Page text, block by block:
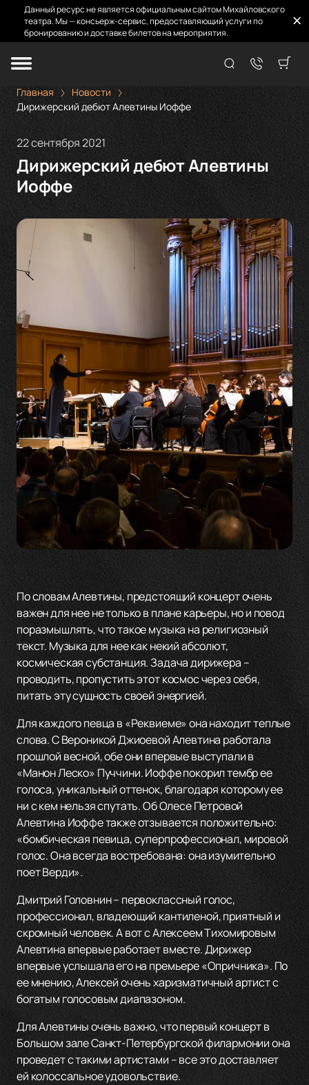
Данный ресурс не является официальным сайтом Михайловского
театра. Мы — консьерж-сервис, предоставляющий услуги по
бронированию и доставке билетов на мероприятия.
Главная
Новости
Дирижерский дебют Алевтины Иоффе
22 сентября 2021
Дирижерский дебют Алевтины
Иоффе
По словам Алевтины, предстоящий концерт очень
важен для нее не только в плане карьеры, но и повод
поразмышлять, что такое музыка на религиозный
текст. Музыка для нее как некий абсолют,
космическая субстанция. Задача дирижера –
проводить, пропустить этот космос через себя,
питать эту сущность своей энергией.
Для каждого певца в «Реквиеме» она находит теплые
слова. С Вероникой Джиоевой Алевтина работала
прошлой весной, обе они впервые выступали в
«Манон Леско» Пуччини. Иоффе покорил тембр ее
голоса, уникальный оттенок, благодаря которому ее
ни с кем нельзя спутать. Об Олесе Петровой
Алевтина Иоффе также отзывается положительно:
«бомбическая певица, суперпрофессионал, мировой
голос. Она всегда востребована: она изумительно
поет Верди».
Дмитрий Головнин – первоклассный голос,
профессионал, владеющий кантиленой, приятный и
скромный человек. А вот с Алексеем Тихомировым
Алевтина впервые работает вместе. Дирижер
впервые услышала его на премьере «Опричника». По
ее мнению, Алексей очень харизматичный артист с
богатым голосовым диапазоном.
Для Алевтины очень важно, что первый концерт в
Большом зале Санкт-Петербургской филармонии она
проведет с такими артистами – все это доставляет
ей колоссальное удовольствие.